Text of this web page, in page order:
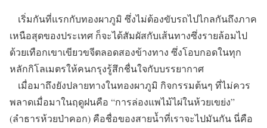
เริ่มกันที่แรกกับทองผาภูมิ ซึ่งไม่ต้องขับรถไปไกลกันถึงภาค
เหนือสุดของประเทศ ก็จะได้สัมผัสกับเส้นทางซึ่งรายล้อมไป
ด้วยเทือกเขาเขียวขจีตลอดสองข้างทาง ซึ่งโอบกอดในทุก
หลักกิโลเมตรให้คนกรุงรู้สึกชื่นใจกับบรรยากาศ
เมื่อมาถึงยังปลายทางในทองผาภูมิ กิจกรรมต้นๆ ที่ไม่ควร
พลาดเมื่อมาในฤดูฝนคือ “การล่องแพไม้ไผ่ในห้วยเขย่ง”
(ลำธารห้วยป่าคอก) คือชื่อของสายน้ำที่เราจะไปมันกัน นี่คือ